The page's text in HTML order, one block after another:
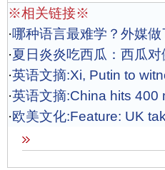
※相关链接※
·哪种语言最难学？外媒做
·夏日炎炎吃西瓜：西瓜
·英语文摘:Xi, Putin to
·英语文摘:China hits 400
·欧美文化:Feature: UK